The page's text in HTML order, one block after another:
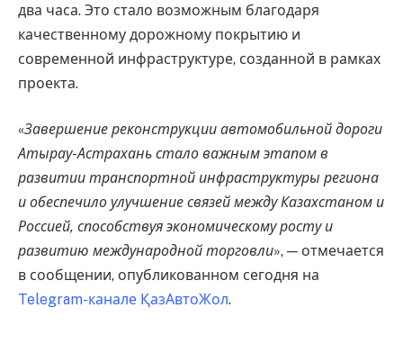
два часа. Это стало возможным благодаря
качественному дорожному покрытию и
современной инфраструктуре, созданной в рамках
проекта.
«Завершение реконструкции автомобильной дороги
Атырау-Астрахань стало важным этапом в
развитии транспортной инфраструктуры региона
и обеспечило улучшение связей между Казахстаном и
Россией, способствуя экономическому росту и
развитию международной торговли», — отмечается
в сообщении, опубликованном сегодня на
Telegram-канале ҚазАвтоЖол.